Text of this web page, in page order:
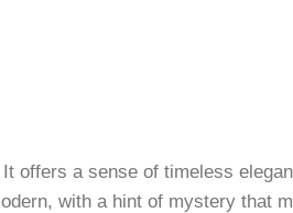
offers a sense of timeless
with a hint of mystery that